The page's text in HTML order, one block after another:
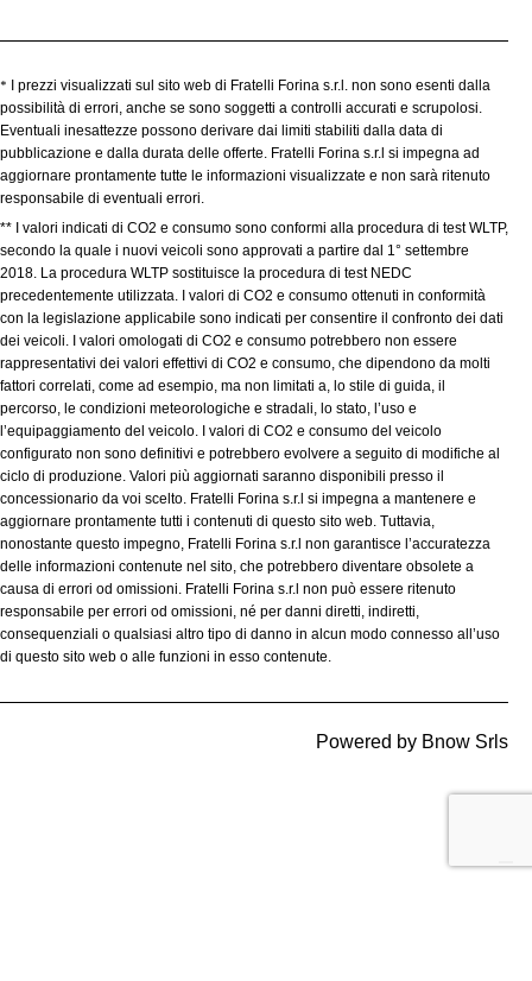
*
I prezzi visualizzati sul sito web di Fratelli Forina s.r.l. non sono esenti dalla
possibilità di errori, anche se sono soggetti a controlli accurati e scrupolosi.
Eventuali inesattezze possono derivare dai limiti stabiliti dalla data di
pubblicazione e dalla durata delle offerte. Fratelli Forina s.r.l si impegna ad
aggiornare prontamente tutte le informazioni visualizzate e non sarà ritenuto
responsabile di eventuali errori.
** I valori indicati di CO2 e consumo sono conformi alla procedura di test WLTP,
secondo la quale i nuovi veicoli sono approvati a partire dal 1° settembre
2018. La procedura WLTP sostituisce la procedura di test NEDC
precedentemente utilizzata. I valori di CO2 e consumo ottenuti in conformità
con la legislazione applicabile sono indicati per consentire il confronto dei dati
dei veicoli. I valori omologati di CO2 e consumo potrebbero non essere
rappresentativi dei valori effettivi di CO2 e consumo, che dipendono da molti
fattori correlati, come ad esempio, ma non limitati a, lo stile di guida, il
percorso, le condizioni meteorologiche e stradali, lo stato, l’uso e
l’equipaggiamento del veicolo. I valori di CO2 e consumo del veicolo
configurato non sono definitivi e potrebbero evolvere a seguito di modifiche al
ciclo di produzione. Valori più aggiornati saranno disponibili presso il
concessionario da voi scelto. Fratelli Forina s.r.l si impegna a mantenere e
aggiornare prontamente tutti i contenuti di questo sito web. Tuttavia,
nonostante questo impegno, Fratelli Forina s.r.l non garantisce l’accuratezza
delle informazioni contenute nel sito, che potrebbero diventare obsolete a
causa di errori od omissioni. Fratelli Forina s.r.l non può essere ritenuto
responsabile per errori od omissioni, né per danni diretti, indiretti,
consequenziali o qualsiasi altro tipo di danno in alcun modo connesso all’uso
di questo sito web o alle funzioni in esso contenute.
Powered by Bnow Srls